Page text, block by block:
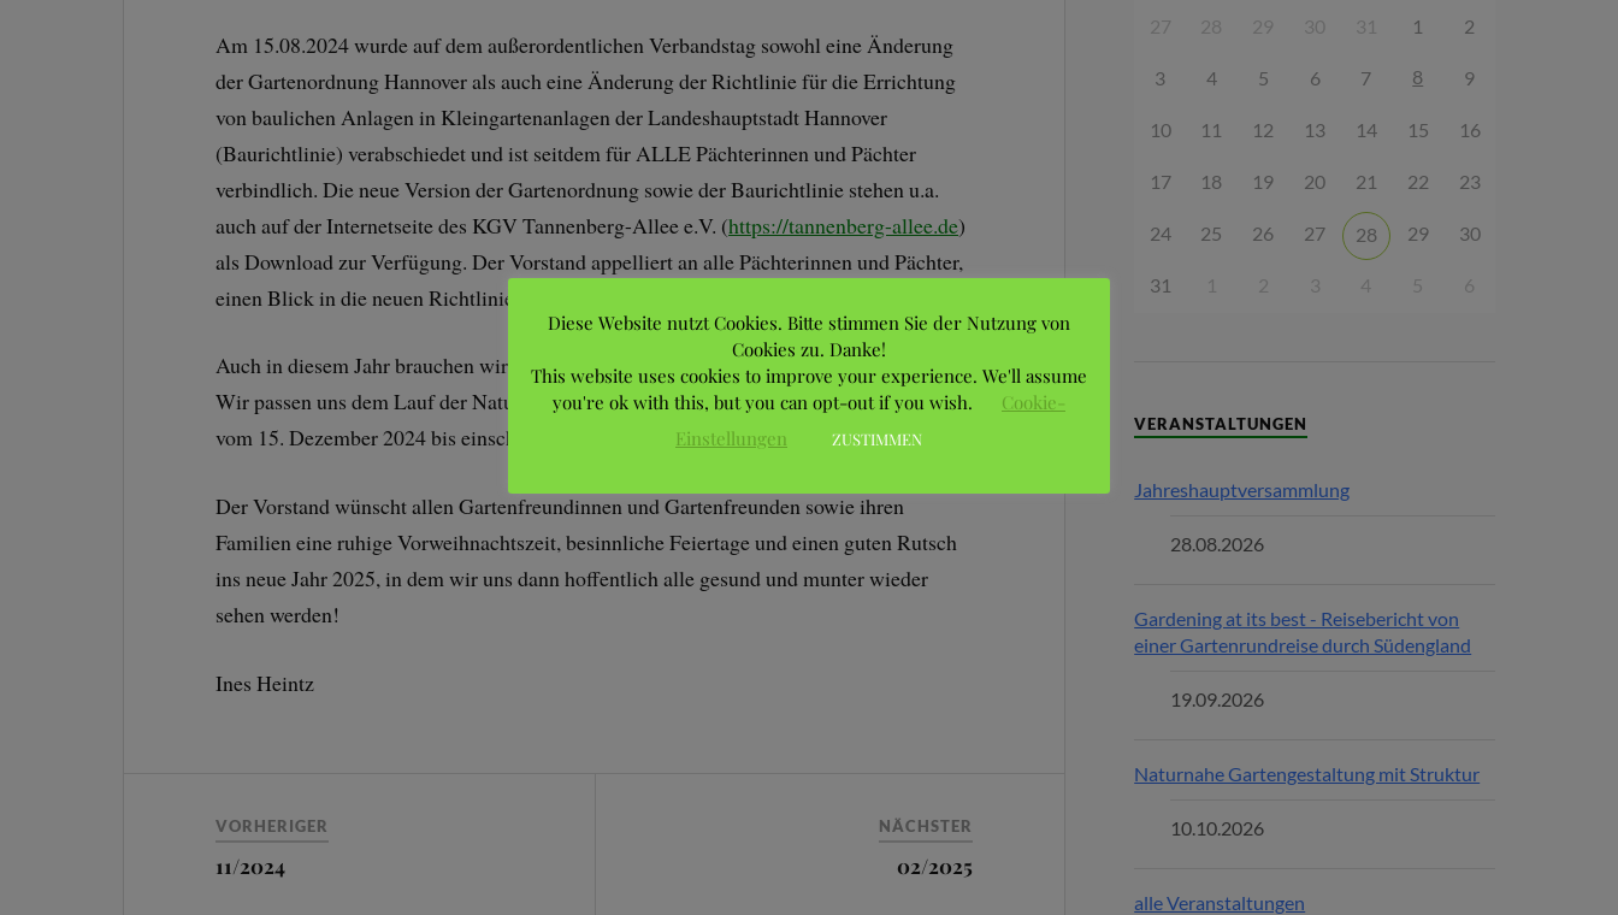
Am 15.08.2024 wurde auf dem außerordentlichen Verbandstag sowohl eine Änderung
der Gartenordnung Hannover als auch eine Änderung der Richtlinie für die Errichtung
von baulichen Anlagen in Kleingartenanlagen der Landeshauptstadt Hannover
(Baurichtlinie) verabschiedet und ist seitdem für ALLE Pächterinnen und Pächter
verbindlich. Die neue Version der Gartenordnung sowie der Baurichtlinie stehen u.a.
auch auf der Internetseite des KGV Tannenberg-Allee e.V. (https://tannenberg-allee.de)
als Download zur Verfügung. Der Vorstand appelliert an alle Pächterinnen und Pächter,
einen Blick in die neuen Richtlinien zu werfen. Es lohnt sich!
Auch in diesem Jahr brauchen wir vom Vorstand einmal etwas Zeit, um auszuspannen.
Wir passen uns dem Lauf der Natur an und gehen in die Winterruhe. Das Büro ist daher
vom 15. Dezember 2024 bis einschließlich 15. Februar 2025 geschlossen.
Der Vorstand wünscht allen Gartenfreundinnen und Gartenfreunden sowie ihren
Familien eine ruhige Vorweihnachtszeit, besinnliche Feiertage und einen guten Rutsch
ins neue Jahr 2025, in dem wir uns dann hoffentlich alle gesund und munter wieder
sehen werden!
Ines Heintz
VORHERIGER
11/2024
NÄCHSTER
02/2025
27 28 29 30 31 1 2
3 4 5 6 7 8 9
10 11 12 13 14 15 16
17 18 19 20 21 22 23
24 25 26 27 28 29 30
31 1 2 3 4 5 6
VERANSTALTUNGEN
Jahreshauptversammlung
28.08.2026
Gardening at its best - Reisebericht von
einer Gartenrundreise durch Südengland
19.09.2026
Naturnahe Gartengestaltung mit Struktur
10.10.2026
alle Veranstaltungen
Diese Website nutzt Cookies. Bitte stimmen Sie der Nutzung von
Cookies zu. Danke!
This website uses cookies to improve your experience. We'll assume
you're ok with this, but you can opt-out if you wish.
Cookie-
Einstellungen
ZUSTIMMEN